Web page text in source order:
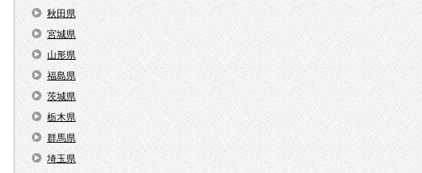
秋田県
宮城県
山形県
福島県
茨城県
栃木県
群馬県
埼玉県